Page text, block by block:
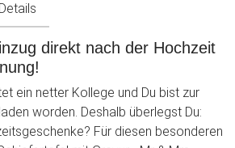
Details
direkt nach der Hochzeit
ein netter Kollege und Du bist zur
worden. Deshalb überlegst Du:
Für diesen besonderen